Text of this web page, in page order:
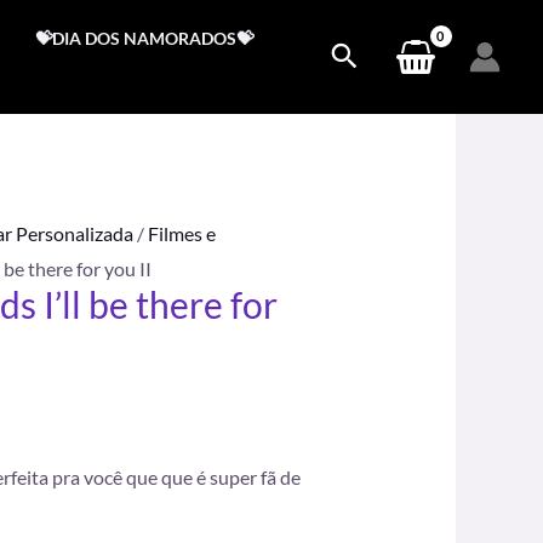
💝DIA DOS NAMORADOS💝
Personalizada / Filmes e
there for you II
I’ll be there for
pra você que que é super fã de